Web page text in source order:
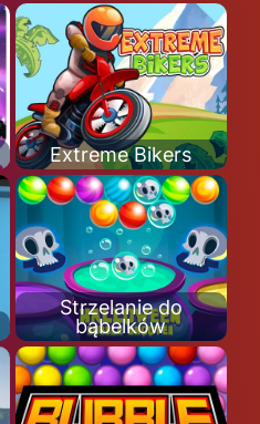
Extreme Bikers
Strzelanie do
bąbelków